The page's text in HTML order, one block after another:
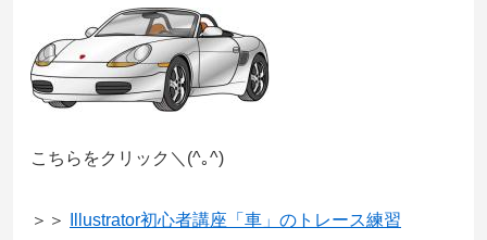
こちらをクリック＼(^｡^)
＞＞ Illustrator初心者講座「車」のトレース練習